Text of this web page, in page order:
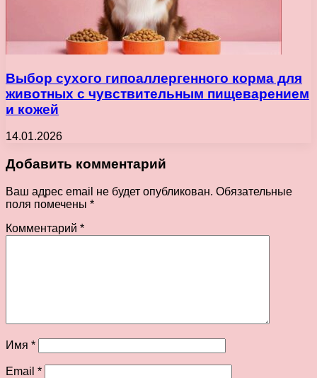
Выбор сухого гипоаллергенного корма для
животных с чувствительным пищеварением
и кожей
14.01.2026
Добавить комментарий
Ваш адрес email не будет опубликован. Обязательные
поля помечены *
Комментарий *
Имя *
Email *